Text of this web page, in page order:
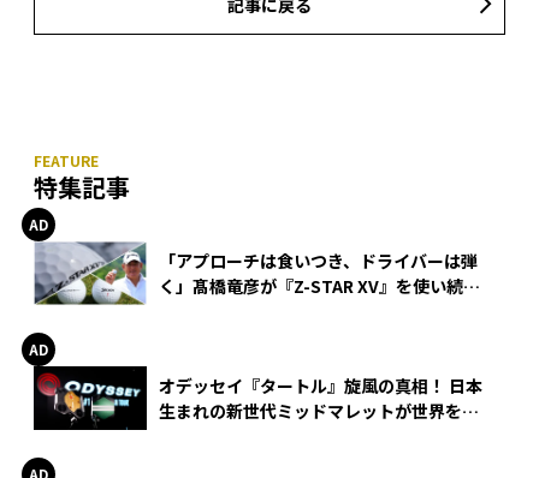
特集記事
「アプローチは食いつき、ドライバーは弾
く」髙橋竜彦が『Z-STAR XV』を使い続け
オデッセイ『タートル』旋風の真相！ 日本
生まれの新世代ミッドマレットが世界を席